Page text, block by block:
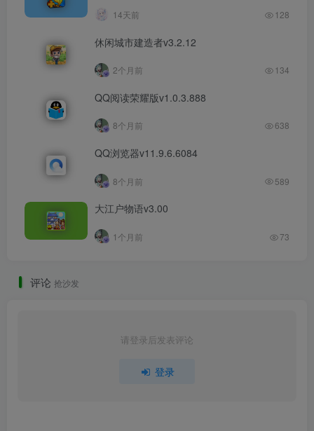
14天前 128
休闲城市建造者v3.2.12
2个月前 134
QQ阅读荣耀版v1.0.3.888
8个月前 638
QQ浏览器v11.9.6.6084
8个月前 589
大江户物语v3.00
1个月前 73
评论 抢沙发
请登录后发表评论
登录